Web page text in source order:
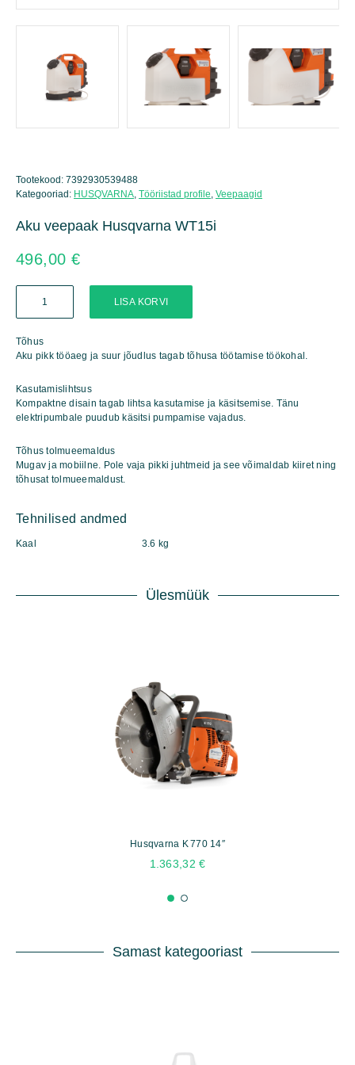
Tootekood: 7392930539488
Kategooriad: HUSQVARNA Tööriistad profile Veepaagid
Aku veepaak Husqvarna WT15i
496,00 €
veepaak
Husqvarna
kogus
LISA KORVI
Tõhus
Aku pikk tööaeg ja suur jõudlus tagab tõhusa töötamise töökohal.
Kasutamislihtsus
Kompaktne disain tagab lihtsa kasutamise ja käsitsemise. Tänu
elektripumbale puudub käsitsi pumpamise vajadus.
Tõhus tolmueemaldus
Mugav ja mobiilne. Pole vaja pikki juhtmeid ja see võimaldab kiiret ning
tõhusat tolmueemaldust.
Tehnilised andmed
Kaal 3.6 kg
Ülesmüük
Husqvarna K 770 14″
1.363,32€
Samast kategooriast